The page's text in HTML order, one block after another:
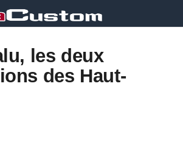
les deux
des Haut-